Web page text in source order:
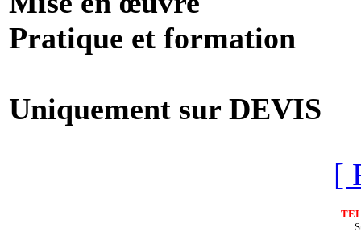
Pratique et formation
Uniquement sur DEVIS
[